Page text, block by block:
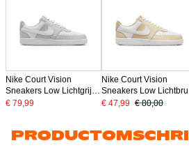
Nike Court Vision
Sneakers Low Lichtgrijs
Wit
€ 79,99
Nike Court Vision
Sneakers Low
Wit
€ 47,99 € 80,00